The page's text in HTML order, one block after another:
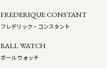
FREDERIQUE CONSTANT
フレデリック・コンスタント
BALL WATCH
ボール ウォッチ